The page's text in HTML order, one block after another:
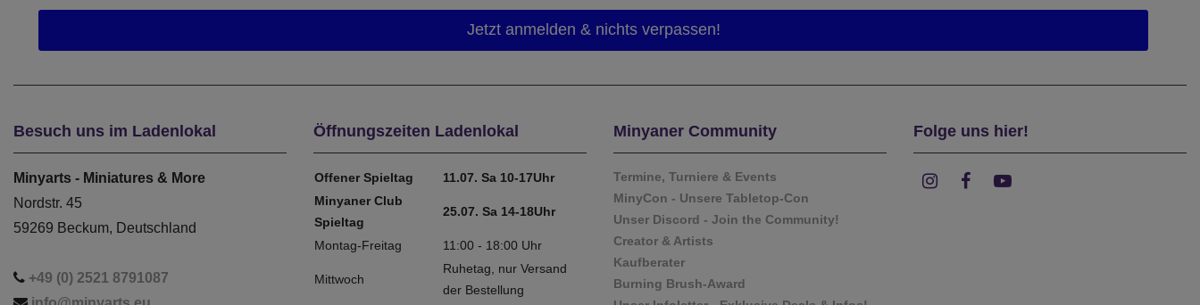
Besuch uns im Ladenlokal
Minyarts - Miniatures & More
Nordstr. 45
59269 Beckum, Deutschland
+49 (0) 2521 8791087
Öffnungszeiten Ladenlokal
Offener Spieltag
11.07. Sa 10-17Uhr
Minyaner Club
Spieltag
25.07. Sa 14-18Uhr
Montag-Freitag 11:00 - 18:00 Uhr
Mittwoch
Ruhetag, nur Versand
der Bestellung
Minyaner Community
Termine, Turniere & Events
MinyCon - Unsere Tabletop-Con
Unser Discord - Join the Community!
Creator & Artists
Kaufberater
Burning Brush-Award
Folge uns hier!